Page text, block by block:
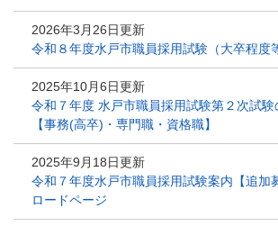
2026年3月26日更新
令和８年度水戸市職員採用試験（大卒程度
2025年10月6日更新
令和７年度 水戸市職員採用試験第２次試験
【事務(高卒)・専門職・資格職】
2025年9月18日更新
令和７年度水戸市職員採用試験案内【追
ロードページ